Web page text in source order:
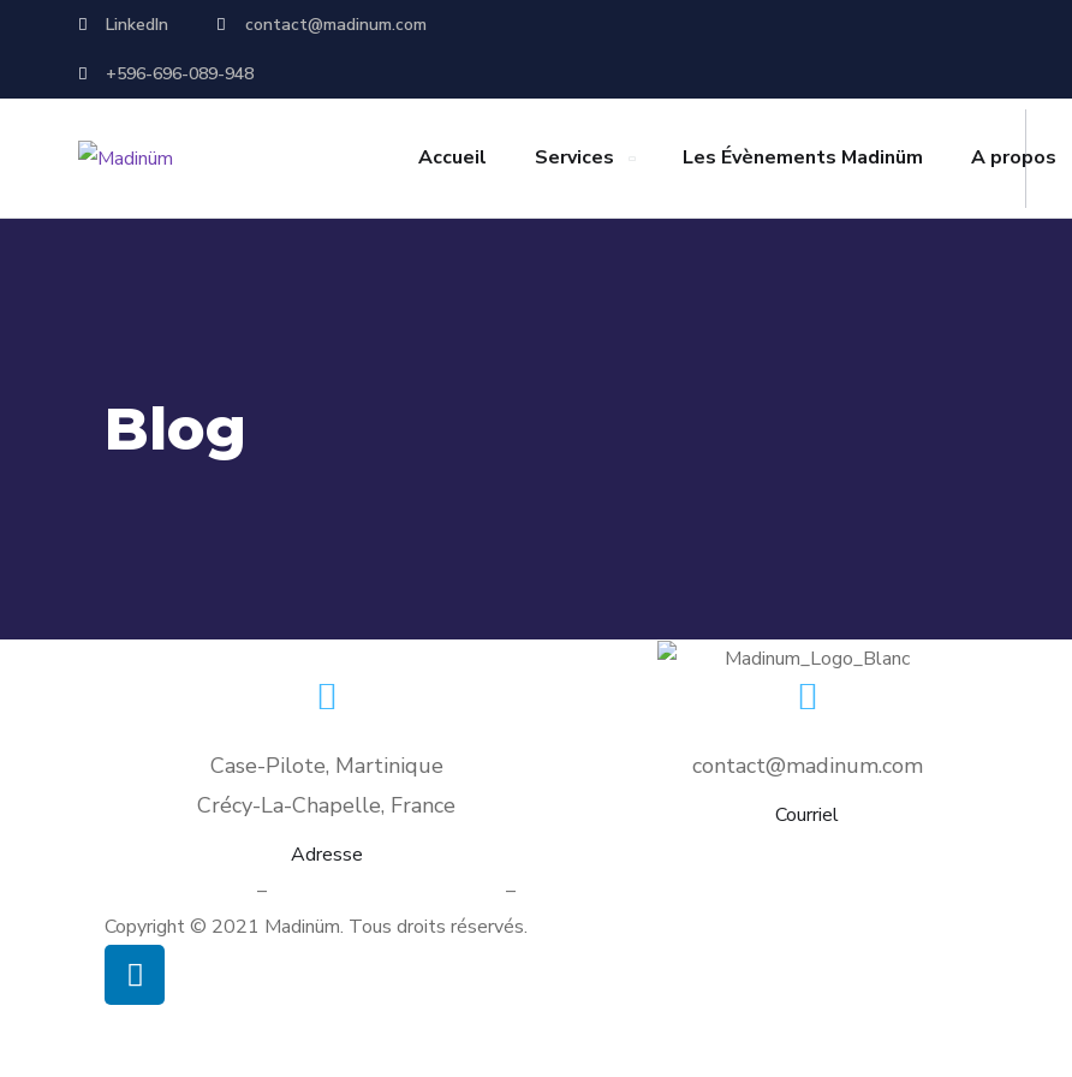
LinkedIn contact@madinum.com
+596-696-089-948
Accueil Services Les Évènements Madinüm A propos
Blog
Case-Pilote, Martinique
Crécy-La-Chapelle, France
Adresse
contact@madinum.com
Courriel
– –
Copyright © 2021 Madinüm. Tous droits réservés.